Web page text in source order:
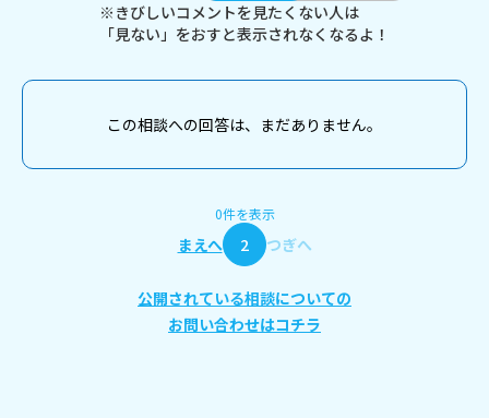
※きびしいコメントを見たくない人は
「見ない」をおすと表示されなくなるよ！
この相談への回答は、まだありません。
0件を表示
まえへ 2 つぎへ
公開されている相談についての
お問い合わせはコチラ